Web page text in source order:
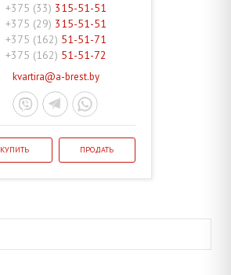
+375 (33) 315-51-51
+375 (29) 315-51-51
+375 (162) 51-51-71
+375 (162) 51-51-72
kvartira@a-brest.by
КУПИТЬ ПРОДАТЬ